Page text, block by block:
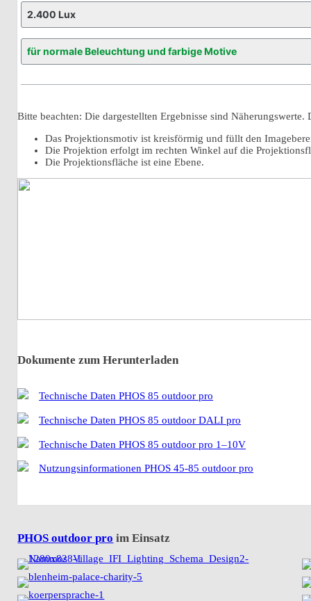
Bitte beachten: Die dargestellten Ergebnisse sind
Das Projektionsmotiv ist kreisförmig und füllt den
Die Projektion erfolgt im rechten Winkel auf die
Die Projektionsfläche ist eine Ebene.
Dokumente zum Herunterladen
Technische Daten PHOS 85 outdoor pro
Technische Daten PHOS 85 outdoor DALI pro
Technische Daten PHOS 85 outdoor pro 1–10V
Nutzungsinformationen PHOS 45-85 outdoor pro
PHOS outdoor pro im Einsatz